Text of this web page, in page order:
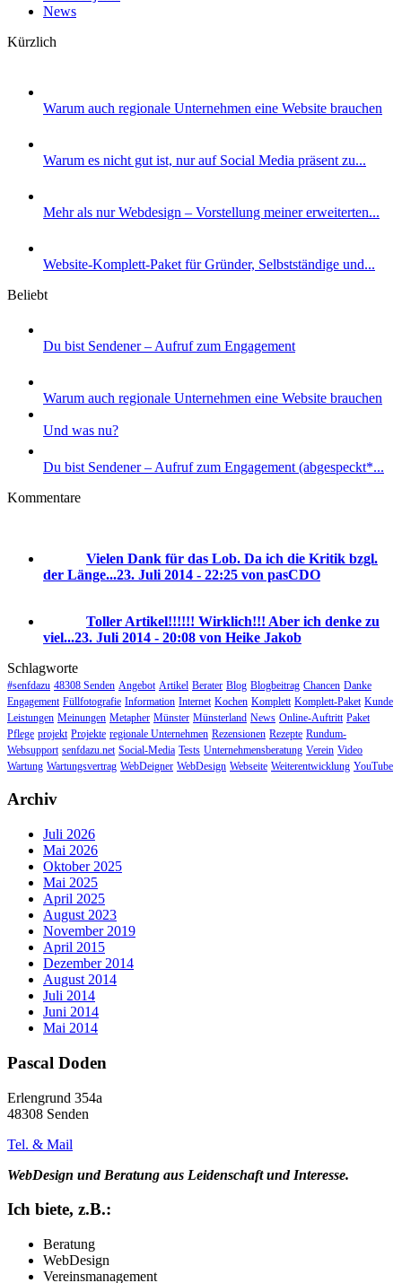
News
Kürzlich
Warum auch regionale Unternehmen eine Website brauchen
Warum es nicht gut ist, nur auf Social Media präsent zu...
Mehr als nur Webdesign – Vorstellung meiner erweiterten...
Website-Komplett-Paket für Gründer, Selbstständige und...
Beliebt
Du bist Sendener – Aufruf zum Engagement
Warum auch regionale Unternehmen eine Website brauchen
Und was nu?
Du bist Sendener – Aufruf zum Engagement (abgespeckt*...
Kommentare
Vielen Dank für das Lob. Da ich die Kritik bzgl.
der Länge...23. Juli 2014 - 22:25 von pasCDO
Toller Artikel!!!!!! Wirklich!!! Aber ich denke zu
viel...23. Juli 2014 - 20:08 von Heike Jakob
Schlagworte
#senfdazu 48308 Senden Angebot Artikel Berater Blog Blogbeitrag Chancen Danke
Engagement Füllfotografie Information Internet Kochen Komplett Komplett-Paket Kunde
Leistungen Meinungen Metapher Münster Münsterland News Online-Auftritt Paket
Pflege projekt Projekte regionale Unternehmen Rezensionen Rezepte Rundum-
Websupport senfdazu.net Social-Media Tests Unternehmensberatung Verein Video
Wartung Wartungsvertrag WebDeigner WebDesign Webseite Weiterentwicklung YouTube
Archiv
Juli 2026
Mai 2026
Oktober 2025
Mai 2025
April 2025
August 2023
November 2019
April 2015
Dezember 2014
August 2014
Juli 2014
Juni 2014
Mai 2014
Pascal Doden
Erlengrund 354a
48308 Senden
Tel. & Mail
WebDesign und Beratung aus Leidenschaft und Interesse.
Ich biete, z.B.:
Beratung
WebDesign
Vereinsmanagement